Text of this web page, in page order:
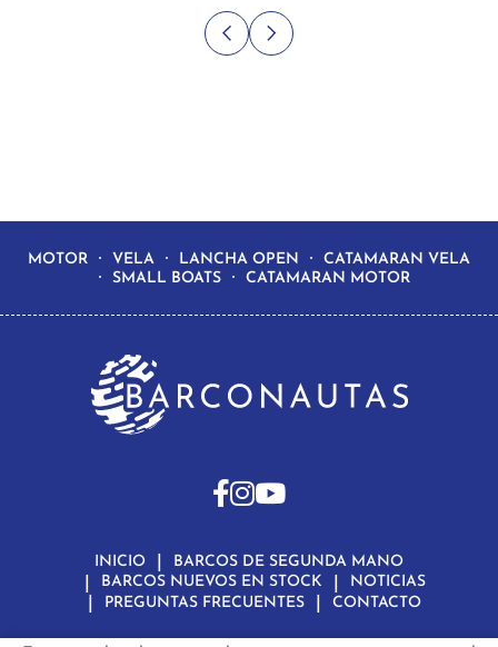
MOTOR VELA LANCHA OPEN
CATAMARAN VELA
SMALL BOATS
CATAMARAN MOTOR
INICIO
BARCOS DE SEGUNDA MANO
BARCOS NUEVOS EN STOCK
NOTICIAS
PREGUNTAS FRECUENTES
CONTACTO